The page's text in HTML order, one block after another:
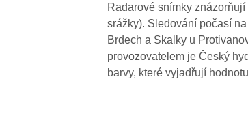
Radarové snímky
srážky). Sledování počasí
Brdech a Skalky u
provozovatelem je Český
barvy, které vyjadřují